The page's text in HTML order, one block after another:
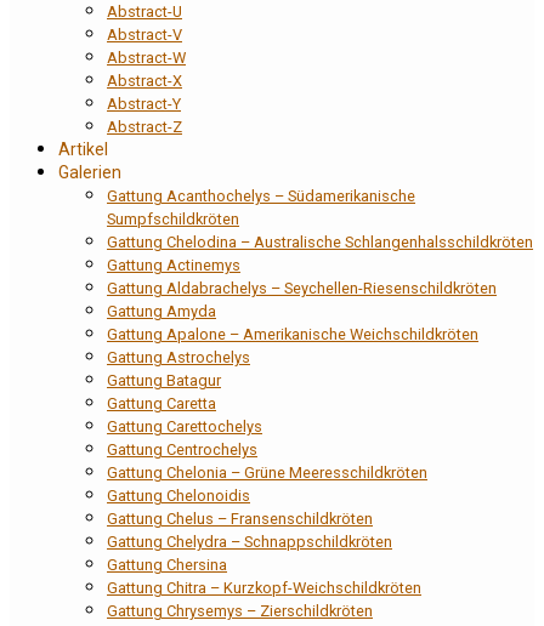
Abstract-U
Abstract-V
Abstract-W
Abstract-X
Abstract-Y
Abstract-Z
Artikel
Galerien
Gattung Acanthochelys – Südamerikanische
Sumpfschildkröten
Gattung Chelodina – Australische Schlangenhalsschildkröten
Gattung Actinemys
Gattung Aldabrachelys – Seychellen-Riesenschildkröten
Gattung Amyda
Gattung Apalone – Amerikanische Weichschildkröten
Gattung Astrochelys
Gattung Batagur
Gattung Caretta
Gattung Carettochelys
Gattung Centrochelys
Gattung Chelonia – Grüne Meeresschildkröten
Gattung Chelonoidis
Gattung Chelus – Fransenschildkröten
Gattung Chelydra – Schnappschildkröten
Gattung Chersina
Gattung Chitra – Kurzkopf-Weichschildkröten
Gattung Chrysemys – Zierschildkröten